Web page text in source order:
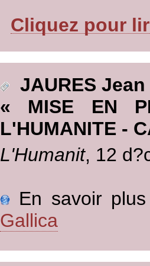
Cliquez pour
JAURES Jean
« MISE EN
L'HUMANITE -
L'Humanit, 12
En savoir
Gallica